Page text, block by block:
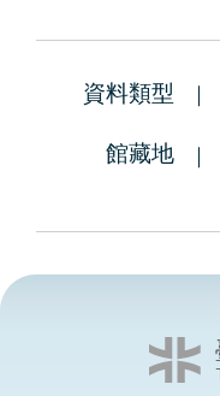
資料類型
館藏地